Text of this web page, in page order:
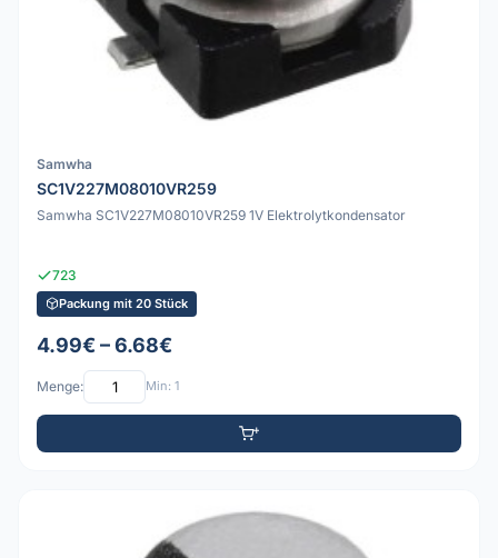
Samwha
SC1V227M08010VR259
Samwha SC1V227M08010VR259 1V Elektrolytkondensator
723
Packung mit 20 Stück
4.99€ – 6.68€
Menge: Min: 1